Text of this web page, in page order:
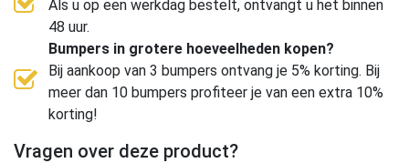
Als u op een werkdag bestelt, ontvangt u het binnen
48 uur.
Bumpers in grotere hoeveelheden kopen?
Bij aankoop van 3 bumpers ontvang je 5% korting. Bij
meer dan 10 bumpers profiteer je van een extra 10%
korting!
Vragen over deze product?